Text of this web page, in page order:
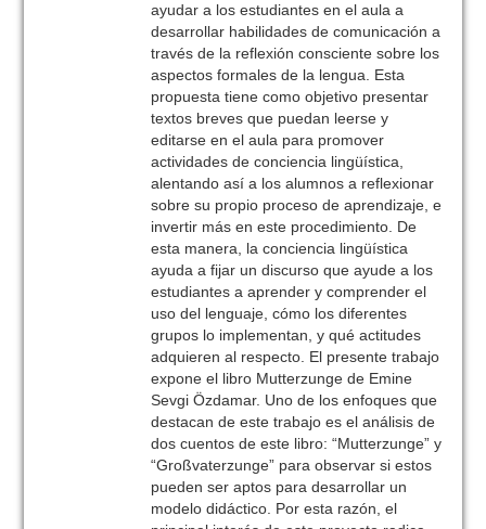
ayudar a los estudiantes en el aula a
desarrollar habilidades de comunicación a
través de la reflexión consciente sobre los
aspectos formales de la lengua. Esta
propuesta tiene como objetivo presentar
textos breves que puedan leerse y
editarse en el aula para promover
actividades de conciencia lingüística,
alentando así a los alumnos a reflexionar
sobre su propio proceso de aprendizaje, e
invertir más en este procedimiento. De
esta manera, la conciencia lingüística
ayuda a fijar un discurso que ayude a los
estudiantes a aprender y comprender el
uso del lenguaje, cómo los diferentes
grupos lo implementan, y qué actitudes
adquieren al respecto. El presente trabajo
expone el libro Mutterzunge de Emine
Sevgi Özdamar. Uno de los enfoques que
destacan de este trabajo es el análisis de
dos cuentos de este libro: “Mutterzunge” y
“Großvaterzunge” para observar si estos
pueden ser aptos para desarrollar un
modelo didáctico. Por esta razón, el